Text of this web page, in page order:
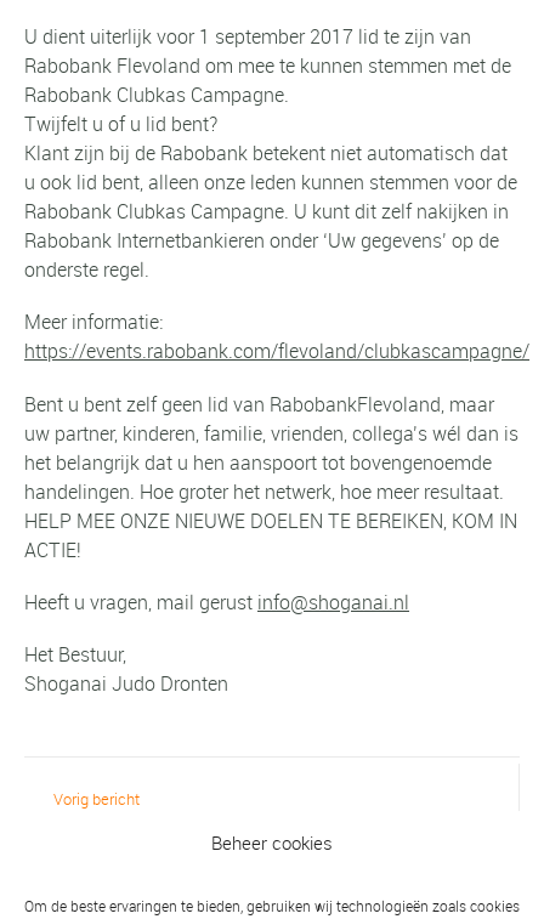
Beheer cookies
Om de beste ervaringen te bieden, gebruiken wij technologieën zoals cookies
U dient uiterlijk voor 1 september 2017 lid te zijn van
Rabobank Flevoland om mee te kunnen stemmen met de
Rabobank Clubkas Campagne.
Twijfelt u of u lid bent?
Klant zijn bij de Rabobank betekent niet automatisch dat
u ook lid bent, alleen onze leden kunnen stemmen voor de
Rabobank Clubkas Campagne. U kunt dit zelf nakijken in
Rabobank Internetbankieren onder ‘Uw gegevens’ op de
onderste regel.
Meer informatie:
https://events.rabobank.com/flevoland/clubkascampagne/
Bent u bent zelf geen lid van RabobankFlevoland, maar
uw partner, kinderen, familie, vrienden, collega’s wél dan is
het belangrijk dat u hen aanspoort tot bovengenoemde
handelingen. Hoe groter het netwerk, hoe meer resultaat.
HELP MEE ONZE NIEUWE DOELEN TE BEREIKEN, KOM IN
ACTIE!
Heeft u vragen, mail gerust info@shoganai.nl
Het Bestuur,
Shoganai Judo Dronten
Vorig bericht
ouders/judoka's: 20 oktober a.s. Meld je